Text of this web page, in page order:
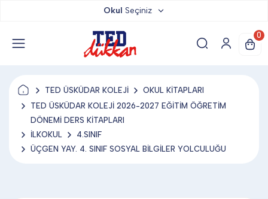
TED YAYINLARI
TED LOKUM
ANAHTARLIK
Okul Seçiniz
0
TED ÜSKÜDAR KOLEJİ
OKUL KİTAPLARI
TED ÜSKÜDAR KOLEJİ 2026-2027 EĞİTİM ÖĞRETİM
DÖNEMİ DERS KİTAPLARI
İLKOKUL
4.SINIF
ÜÇGEN YAY. 4. SINIF SOSYAL BİLGİLER YOLCULUĞU